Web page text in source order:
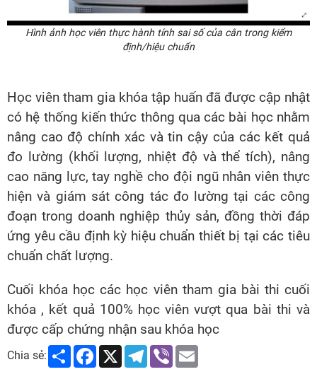
Hình ảnh học viên thực hành tính sai số của cân trong kiểm
định/hiệu chuẩn
Học viên tham gia khóa tập huấn đã được cập nhật
có hệ thống kiến thức thông qua các bài học nhằm
nâng cao độ chính xác và tin cậy của các kết quả
đo lường (khối lượng, nhiệt độ và thể tích), nâng
cao năng lực, tay nghề cho đội ngũ nhân viên thực
hiện và giám sát công tác đo lường tại các công
đoạn trong doanh nghiệp thủy sản, đồng thời đáp
ứng yêu cầu định kỳ hiệu chuẩn thiết bị tại các tiêu
chuẩn chất lượng.
Cuối khóa học các học viên tham gia bài thi cuối
khóa , kết quả 100% học viên vượt qua bài thi và
được cấp chứng nhận sau khóa học
Chia sẻ: Share Facebook
X Telegram
Viber